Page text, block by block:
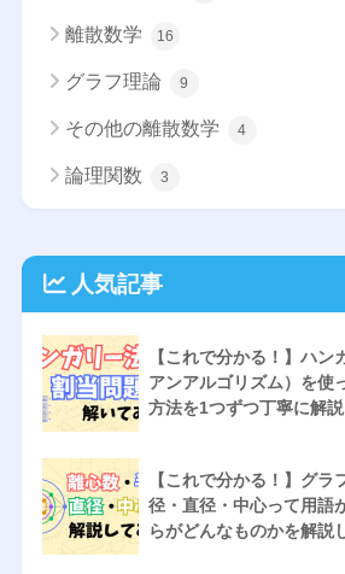
離散数学 16
グラフ理論 9
その他の離散数学 4
論理関数 3
人気記事
【これで分かる！】ハン
アンアルゴリズム）を使
方法を1つずつ丁寧に解
【これで分かる！】グラ
径・直径・中心って用語
らがどんなものかを解説